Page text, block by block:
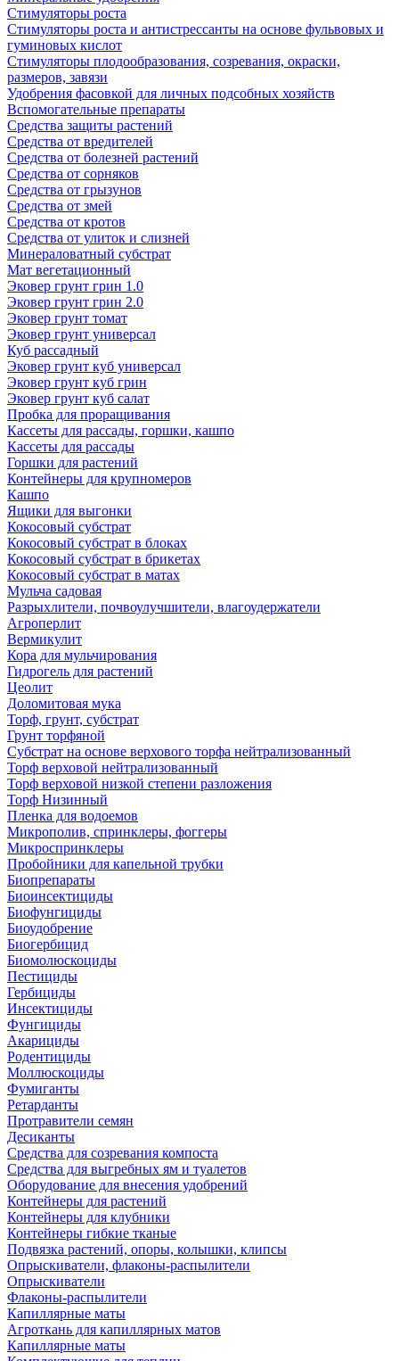
Стимуляторы роста
Стимуляторы роста и антистрессанты на основе фульвовых и
гуминовых кислот
Стимуляторы плодообразования, созревания, окраски,
размеров, завязи
Удобрения фасовкой для личных подсобных хозяйств
Вспомогательные препараты
Средства защиты растений
Средства от вредителей
Средства от болезней растений
Средства от сорняков
Средства от грызунов
Средства от змей
Средства от кротов
Средства от улиток и слизней
Минераловатный субстрат
Мат вегетационный
Эковер грунт грин 1.0
Эковер грунт грин 2.0
Эковер грунт томат
Эковер грунт универсал
Куб рассадный
Эковер грунт куб универсал
Эковер грунт куб грин
Эковер грунт куб салат
Пробка для проращивания
Кассеты для рассады, горшки, кашпо
Кассеты для рассады
Горшки для растений
Контейнеры для крупномеров
Кашпо
Ящики для выгонки
Кокосовый субстрат
Кокосовый субстрат в блоках
Кокосовый субстрат в брикетах
Кокосовый субстрат в матах
Мульча садовая
Разрыхлители, почвоулучшители, влагоудержатели
Агроперлит
Вермикулит
Кора для мульчирования
Гидрогель для растений
Цеолит
Доломитовая мука
Торф, грунт, субстрат
Грунт торфяной
Субстрат на основе верхового торфа нейтрализованный
Торф верховой нейтрализованный
Торф верховой низкой степени разложения
Торф Низинный
Пленка для водоемов
Микрополив, спринклеры, фоггеры
Микроспринклеры
Пробойники для капельной трубки
Биопрепараты
Биоинсектициды
Биофунгициды
Биоудобрение
Биогербицид
Биомолюскоциды
Пестициды
Гербициды
Инсектициды
Фунгициды
Акарициды
Родентициды
Моллюскоциды
Фумиганты
Ретарданты
Протравители семян
Десиканты
Средства для созревания компоста
Средства для выгребных ям и туалетов
Оборудование для внесения удобрений
Контейнеры для растений
Контейнеры для клубники
Контейнеры гибкие тканые
Подвязка растений, опоры, колышки, клипсы
Опрыскиватели, флаконы-распылители
Опрыскиватели
Флаконы-распылители
Капиллярные маты
Агроткань для капиллярных матов
Капиллярные маты